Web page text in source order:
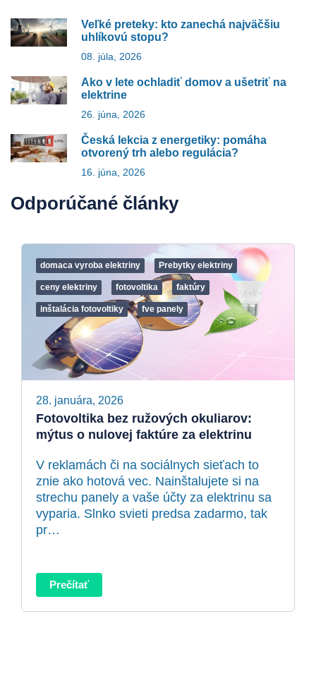
Veľké preteky: kto zanechá najväčšiu
uhlíkovú stopu?
08. júla, 2026
Ako v lete ochladiť domov a ušetriť na
elektrine
26. júna, 2026
Česká lekcia z energetiky: pomáha
otvorený trh alebo regulácia?
16. júna, 2026
Odporúčané články
domaca vyroba elektriny Prebytky elektriny
ceny elektriny fotovoltika faktúry
inštalácia fotovoltiky fve panely
28. januára, 2026
Fotovoltika bez ružových okuliarov:
mýtus o nulovej faktúre za elektrinu
V reklamách či na sociálnych sieťach to
znie ako hotová vec. Nainštalujete si na
strechu panely a vaše účty za elektrinu sa
vyparia. Slnko svieti predsa zadarmo, tak
pr…
Prečítať